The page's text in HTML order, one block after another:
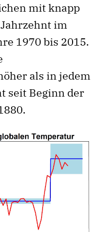
mit knapp
im
1970 bis 2015.
als in jedem
seit Beginn der